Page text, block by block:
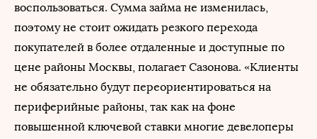
воспользоваться. Сумма займа не изменилась,
поэтому не стоит ожидать резкого перехода
покупателей в более отдаленные и доступные по
цене районы Москвы, полагает Сазонова. «Клиенты
не обязательно будут переориентироваться на
периферийные районы, так как на фоне
повышенной ключевой ставки многие девелоперы